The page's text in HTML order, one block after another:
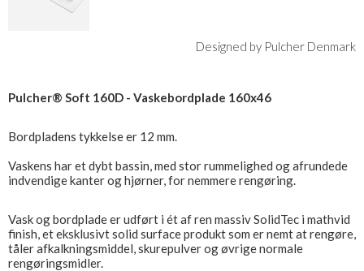
Designed by Pulcher Denmark
Pulcher® Soft 160D - Vaskebordplade 160x46
Bordpladens tykkelse er 12 mm.
Vaskens har et dybt bassin, med stor rummelighed og afrundede
indvendige kanter og hjørner, for nemmere rengøring.
Vask og bordplade er udført i ét af ren massiv SolidTec i mathvid
finish, et eksklusivt solid surface produkt som er nemt at rengøre,
tåler afkalkningsmiddel, skurepulver og øvrige normale
rengøringsmidler.